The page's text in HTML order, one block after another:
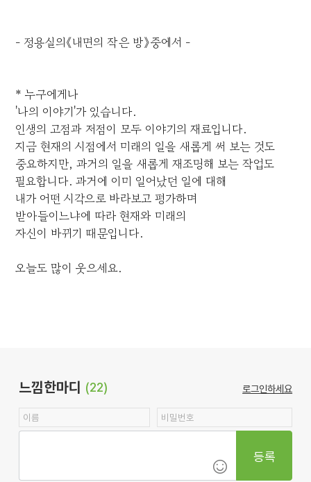
- 정용실의《내면의 작은 방》중에서 -
* 누구에게나
'나의 이야기'가 있습니다.
인생의 고점과 저점이 모두 이야기의 재료입니다.
지금 현재의 시점에서 미래의 일을 새롭게 써 보는 것도
중요하지만, 과거의 일을 새롭게 재조명해 보는 작업도
필요합니다. 과거에 이미 일어났던 일에 대해
내가 어떤 시각으로 바라보고 평가하며
받아들이느냐에 따라 현재와 미래의
자신이 바뀌기 때문입니다.
오늘도 많이 웃으세요.
느낌한마디 (22) 로그인하세요
등록